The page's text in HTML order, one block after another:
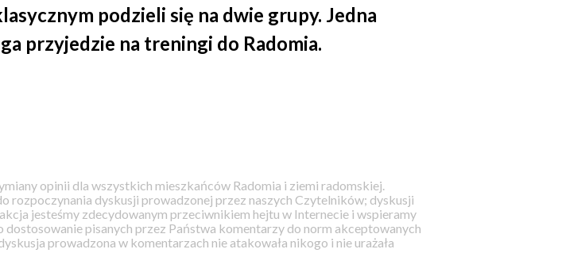
podzieli się na dwie grupy. Jedna
przyjedzie na treningi do Radomia.
opinii dla wszystkich mieszkańców Radomia i ziemi radomskiej.
rozpoczynania dyskusji prowadzonej przez naszych Czytelników; dyskusji
jesteśmy zdecydowanym przeciwnikiem hejtu w Internecie i wspieramy
dostosowanie pisanych przez Państwa komentarzy do norm akceptowanych
prowadzona w komentarzach nie atakowała nikogo i nie urażała